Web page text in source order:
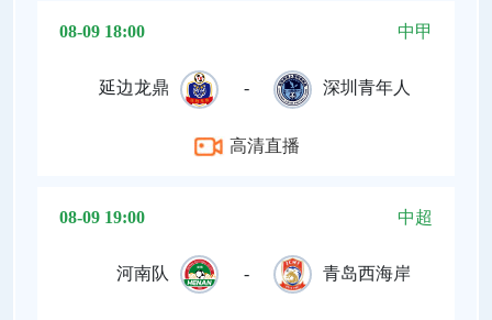
08-09 18:00 中甲
延边龙鼎 - 深圳青年人
高清直播
08-09 19:00 中超
河南队 - 青岛西海岸